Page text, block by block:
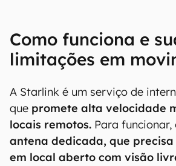
Como funciona e
limitações em
A Starlink é um serviço de
que promete alta velocidade
locais remotos. Para funcionar,
antena dedicada, que
em local aberto com visão